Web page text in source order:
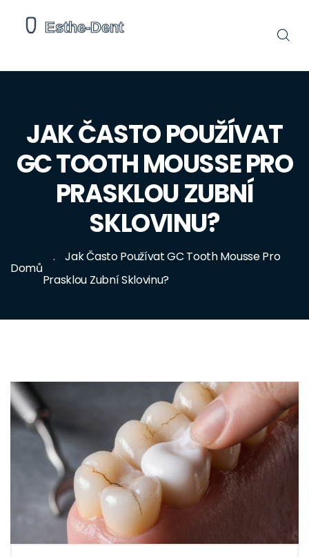
JAK ČASTO POUŽÍVAT
GC TOOTH MOUSSE PRO
PRASKLOU ZUBNÍ
SKLOVINU?
Domů
Jak Často Používat GC Tooth Mousse Pro
Prasklou Zubní Sklovinu?